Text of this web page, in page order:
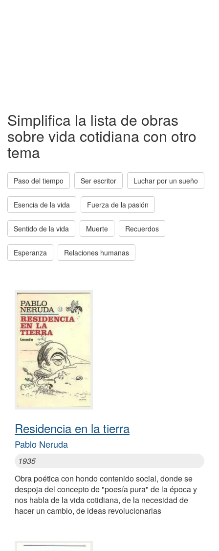
Simplifica la lista de obras
sobre vida cotidiana con otro
tema
Paso del tiempo Ser escritor Luchar por un sueño
Esencia de la vida Fuerza de la pasión
Sentido de la vida Muerte Recuerdos
Esperanza Relaciones humanas
Residencia en la tierra
Pablo Neruda
1935
Obra poética con hondo contenido social, donde se
despoja del concepto de "poesía pura" de la época y
nos habla de la vida cotidiana, de la necesidad de
hacer un cambio, de ideas revolucionarias